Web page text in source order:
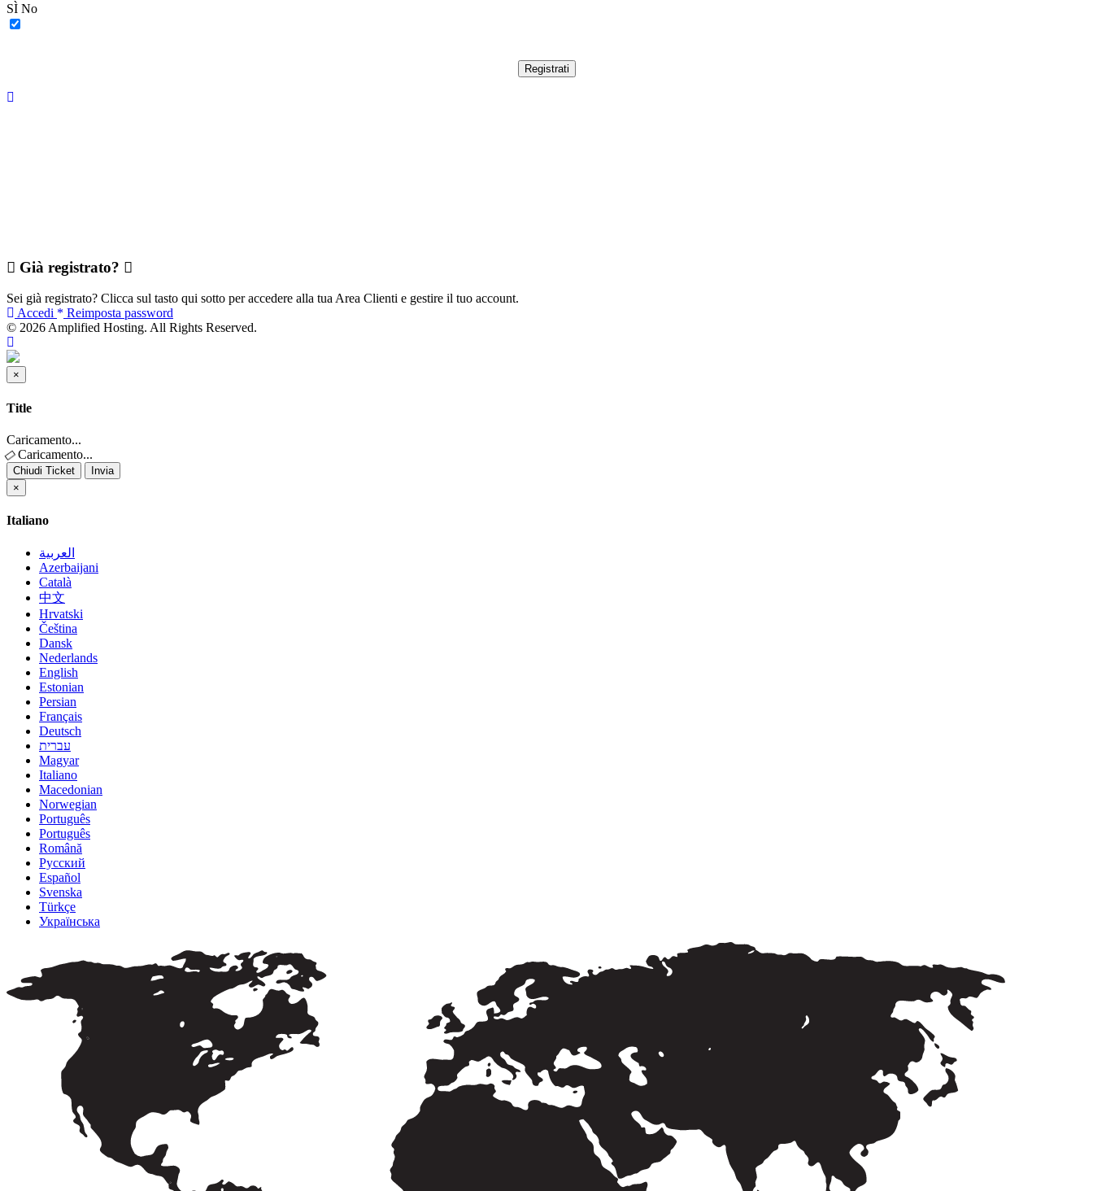
SÌ No
Già registrato?
Sei già registrato? Clicca sul tasto qui sotto per accedere alla tua Area Clienti e gestire il tuo account.
Accedi
Reimposta password
© 2026 Amplified Hosting. All Rights Reserved.
×
Chiudi Ticket
Title
Caricamento...
Caricamento...
Chiudi Ticket
Invia
×
Close
Italiano
العربية
Azerbaijani
Català
中文
Hrvatski
Čeština
Dansk
Nederlands
English
Estonian
Persian
Français
Deutsch
עברית
Magyar
Italiano
Macedonian
Norwegian
Português
Português
Română
Русский
Español
Svenska
Türkçe
Українська